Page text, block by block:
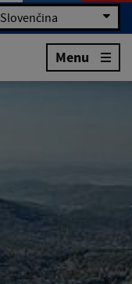
Slovenčina
Menu